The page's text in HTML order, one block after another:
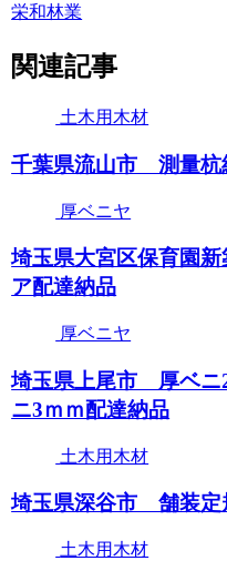
栄和林業
関連記事
土木用木材
千葉県流山市 測量杭
厚ベニヤ
埼玉県大宮区保育園新
ア配達納品
厚ベニヤ
埼玉県上尾市 厚ベニ
ニ3ｍｍ配達納品
土木用木材
埼玉県深谷市 舗装定
土木用木材